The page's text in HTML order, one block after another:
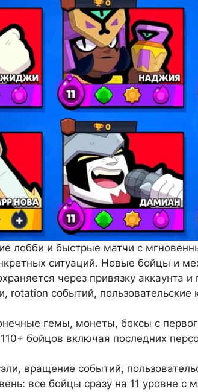
лобби и быстрые матчи с
ситуаций. Новые бойцы и
через привязку аккаунта
rotation событий,
гемы, монеты, боксы с
бойцов включая последних
вращение событий,
все бойцы сразу на 11 уровне с